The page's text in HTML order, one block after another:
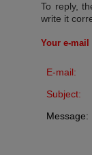
To reply,
write it
Your e-mail
E-mail:
Subject:
Message: